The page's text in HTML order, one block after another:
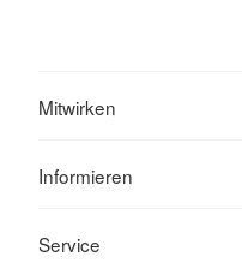
Mitwirken
Informieren
Service